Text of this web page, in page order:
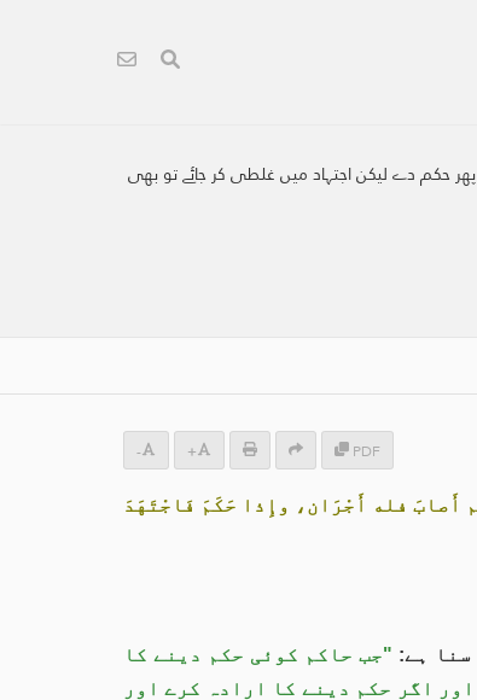
پھر حکم دے لیکن اجتہاد میں غلطی کر جائے تو بھی
PDF
+
-
أَصابَ فله أَجْرَان، وإِذا حَكَمَ فَاجْتَهَدَ
سنا ہے: "جب حاکم کوئی حکم دینے کا
اگر حکم دینے کا ارادہ کرے اور